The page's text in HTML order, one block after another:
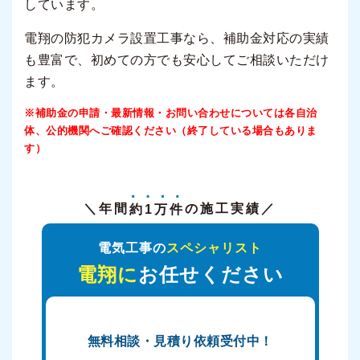
しています。
電翔の防犯カメラ設置工事なら、補助金対応の実績
も豊富で、初めての方でも安心してご相談いただけ
ます。
※補助金の申請・最新情報・お問い合わせについては各自治
体、公的機関へご確認ください（終了している場合もありま
す）
＼年間 約1万件の施工実績／
電気工事のスペシャリスト
電翔にお任せください
無料相談・見積り依頼受付中！